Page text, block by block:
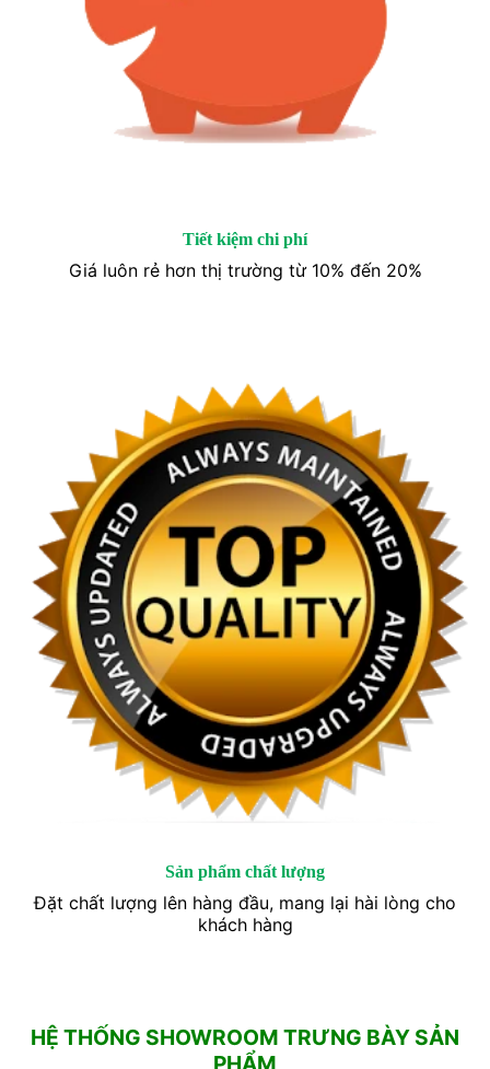
Tiết kiệm chi phí
Giá luôn rẻ hơn thị trường từ 10% đến 20%
Sản phẩm chất lượng
Đặt chất lượng lên hàng đầu, mang lại hài lòng cho
khách hàng
HỆ THỐNG SHOWROOM TRƯNG BÀY SẢN
PHẨM